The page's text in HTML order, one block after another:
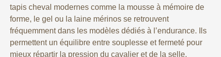
tapis cheval modernes comme la mousse à mémoire de
forme, le gel ou la laine mérinos se retrouvent
fréquemment dans les modèles dédiés à l’endurance. Ils
permettent un équilibre entre souplesse et fermeté pour
mieux répartir la pression du cavalier et de la selle.